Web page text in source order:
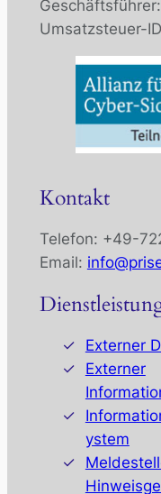
Umsatzsteuer-
Kontakt
Telefon: +49-
Email:
Externer
Externer
ystem